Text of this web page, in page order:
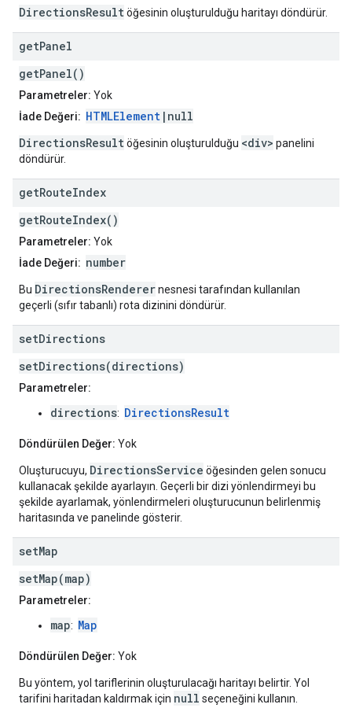
DirectionsResultöğesinin oluşturulduğu haritayı döndürür.
getPanel
getPanel()
Parametreler: Yok
İade Değeri: HTMLElement |null
DirectionsResultöğesinin oluşturulduğu <div> panelini
döndürür.
getRouteIndex
getRouteIndex()
Parametreler: Yok
İade Değeri: number
Bu DirectionsRenderernesnesi tarafından kullanılan
geçerli (sıfır tabanlı) rota dizinini döndürür.
setDirections
setDirections(directions)
Parametreler:
directions: DirectionsResult
Döndürülen Değer: Yok
Oluşturucuyu, DirectionsService öğesinden gelen sonucu
kullanacak şekilde ayarlayın. Geçerli bir dizi yönlendirmeyi bu
şekilde ayarlamak, yönlendirmeleri oluşturucunun belirlenmiş
haritasında ve panelinde gösterir.
setMap
setMap(map)
Parametreler:
map: Map
Döndürülen Değer: Yok
Bu yöntem, yol tariflerinin oluşturulacağı haritayı belirtir. Yol
tarifini haritadan kaldırmak için null seçeneğini kullanın.